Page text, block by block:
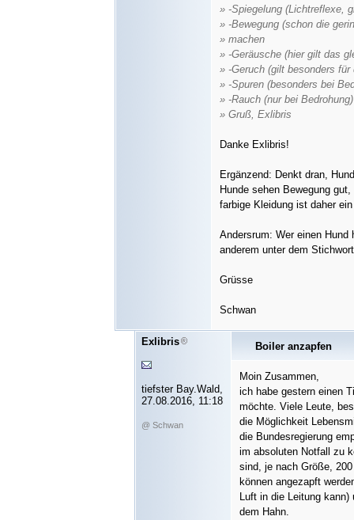
» -Spiegelung (Lichtreflexe,
» -Bewegung (schon die
» machen
» -Geräusche (hier gilt das
» -Geruch (gilt besonders für
» -Spuren (besonders bei
» -Rauch (nur bei Bedrohung)
» Gruß, Exlibris
Danke Exlibris!
Ergänzend: Denkt dran,
Hunde sehen Bewegung
farbige Kleidung ist daher
Andersrum: Wer einen
anderem unter dem
Grüsse
Schwan
Exlibris
tiefster Bay.Wald,
27.08.2016, 11:18
@ Schwan
Boiler anzapfen
Moin Zusammen,
ich habe gestern einen
möchte. Viele Leute,
die Möglichkeit
die Bundesregierung
im absoluten Notfall zu
sind, je nach Größe,
können angezapft
Luft in die Leitung
dem Hahn.